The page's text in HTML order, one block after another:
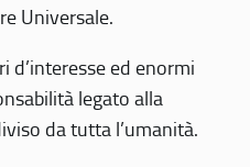
Universale.
d’interesse ed enormi
legato alla
da tutta l’umanità.